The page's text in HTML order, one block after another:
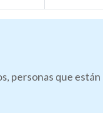
personas que